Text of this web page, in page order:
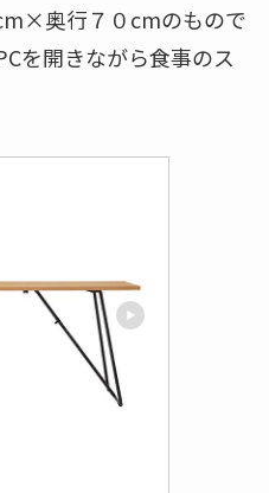
奥行７０cmのもので
を開きながら食事のス